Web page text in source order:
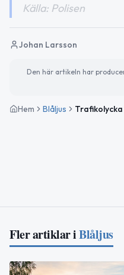
Källa: Polisen
Johan Larsson
Den här artikeln har
Hem Blåljus
Fler artiklar iBlåljus